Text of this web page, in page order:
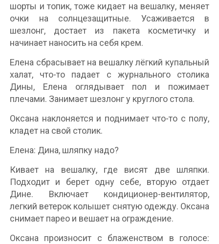
шорты и топик, тоже кидает на вешалку, меняет
очки на солнцезащитные. Усаживается в
шезлонг, достает из пакета косметичку и
начинает наносить на себя крем.
Елена сбрасывает на вешалку лёгкий купальный
халат, что-то падает с журнального столика
Дины, Елена оглядывает пол и пожимает
плечами. Занимает шезлонг у круглого стола.
Оксана наклоняется и поднимает что-то с полу,
кладет на свой столик.
Елена: Дина, шляпку надо?
Кивает на вешалку, где висят две шляпки.
Подходит и берет одну себе, вторую отдает
Дине. Включает кондиционер-вентилятор,
легкий ветерок колышет снятую одежду. Оксана
снимает парео и вешает на ограждение.
Оксана произносит с блаженством в голосе: